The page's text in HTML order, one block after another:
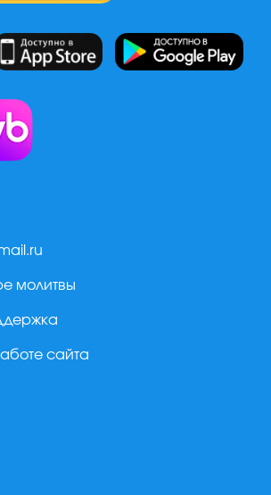
молитвы
сайта